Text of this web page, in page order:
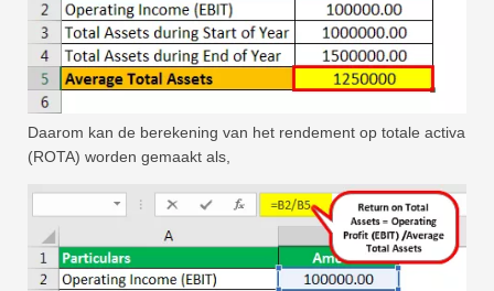
Daarom kan de berekening van het rendement op totale activa
(ROTA) worden gemaakt als,